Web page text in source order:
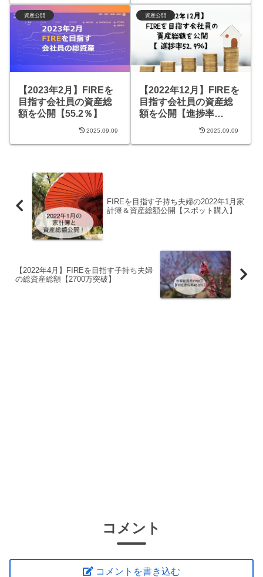
資産公開
【2023年2月】FIREを
目指す会社員の資産総
額を公開【55.2％】
2025.09.09
資産公開
【2022年12月】FIREを
目指す会社員の資産総
額を公開【進捗率
2025.09.09
FIREを目指す子持ち夫婦の2022年1月家
計簿＆資産総額公開【スポット購入】
【2022年4月】FIREを目指す子持ち夫婦
の総資産総額【2700万突破】
コメント
コメントを書き込む